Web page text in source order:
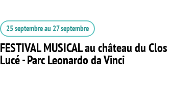
25 septembreau 27 septembre
FESTIVAL MUSICAL au château du Clos
Lucé - Parc Leonardo da Vinci